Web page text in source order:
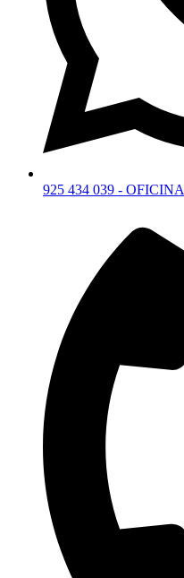
925 434 039 - OFICINA